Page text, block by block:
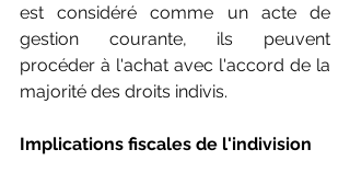
est considéré comme un acte de
gestion courante, ils peuvent
procéder à l'achat avec l'accord de la
majorité des droits indivis.
Implications fiscales de l'indivision